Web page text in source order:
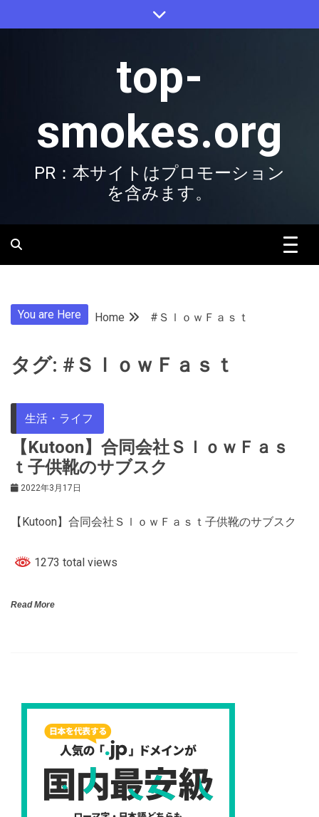
to
top-
smokes.org
PR：本サイトはプロモーション
を含みます。
You are Here Home #ＳｌｏｗＦａｓｔ
タグ: #ＳｌｏｗＦａｓｔ
生活・ライフ
【Kutoon】合同会社ＳｌｏｗＦａｓ
ｔ子供靴のサブスク
2022年3月17日
【Kutoon】合同会社ＳｌｏｗＦａｓｔ子供靴のサブスク
1273 total views
Read More